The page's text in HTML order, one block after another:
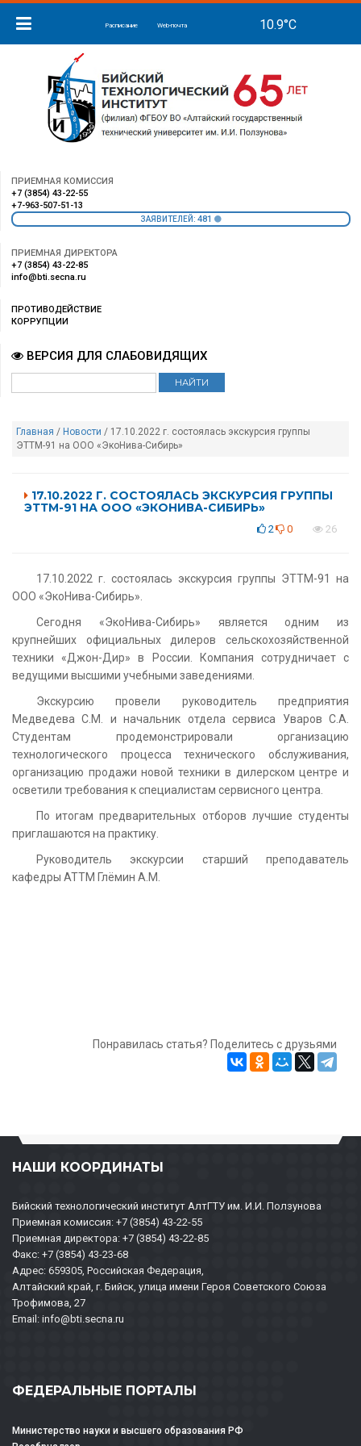
Расписание Web-почта
ПРИЕМНАЯ КОМИССИЯ
+7 (3854) 43-22-55
+7-963-507-51-13
ЗАЯВИТЕЛЕЙ: 481
ПРИЕМНАЯ ДИРЕКТОРА
+7 (3854) 43-22-85
info@bti.secna.ru
ПРОТИВОДЕЙСТВИЕ
КОРРУПЦИИ
ВЕРСИЯ ДЛЯ СЛАБОВИДЯЩИХ
Главная / Новости / 17.10.2022 г. состоялась экскурсия группы
ЭТТМ-91 на ООО «ЭкоНива-Сибирь»
17.10.2022 Г. СОСТОЯЛАСЬ ЭКСКУРСИЯ ГРУППЫ
ЭТТМ-91 НА ООО «ЭКОНИВА-СИБИРЬ»
2 0 26
17.10.2022 г. состоялась экскурсия группы ЭТТМ-91 на
ООО «ЭкоНива-Сибирь».
Сегодня «ЭкоНива-Сибирь» является одним из
крупнейших официальных дилеров сельскохозяйственной
техники «Джон-Дир» в России. Компания сотрудничает с
ведущими высшими учебными заведениями.
Экскурсию провели руководитель предприятия
Медведева С.М. и начальник отдела сервиса Уваров С.А.
Студентам продемонстрировали организацию
технологического процесса технического обслуживания,
организацию продажи новой техники в дилерском центре и
осветили требования к специалистам сервисного центра.
По итогам предварительных отборов лучшие студенты
приглашаются на практику.
Руководитель экскурсии старший преподаватель
кафедры АТТМ Глёмин А.М.
Понравилась статья? Поделитесь с друзьями
НАШИ КООРДИНАТЫ
Бийский технологический институт АлтГТУ им. И.И. Ползунова
Приемная комиссия: +7 (3854) 43-22-55
Приемная директора: +7 (3854) 43-22-85
Факс: +7 (3854) 43-23-68
Адрес: 659305, Российская Федерация,
Алтайский край, г. Бийск, улица имени Героя Советского Союза
Трофимова, 27
Email: info@bti.secna.ru
ФЕДЕРАЛЬНЫЕ ПОРТАЛЫ
Министерство науки и высшего образования РФ